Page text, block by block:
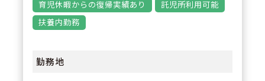
職へ転向し部長に昇進した社員も
在籍しています。ご自身のキャリ
育児休暇からの復帰実績あり
託児所利用可能
扶養内勤務
勤務地